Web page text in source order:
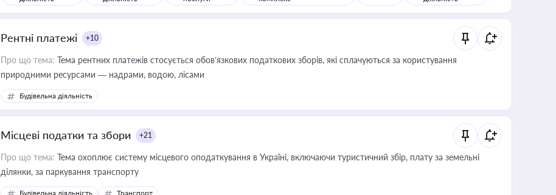
Рентні платежі +10
Про що тема: Тема рентних платежів стосується обов’язкових податкових зборів, які сплачуються за користування
природними ресурсами — надрами, водою, лісами
Будівельна діяльність
Місцеві податки та збори +21
Про що тема: Тема охоплює систему місцевого оподаткування в Україні, включаючи туристичний збір, плату за земельні
ділянки, за паркування транспорту
Будівельна діяльність Транспорт